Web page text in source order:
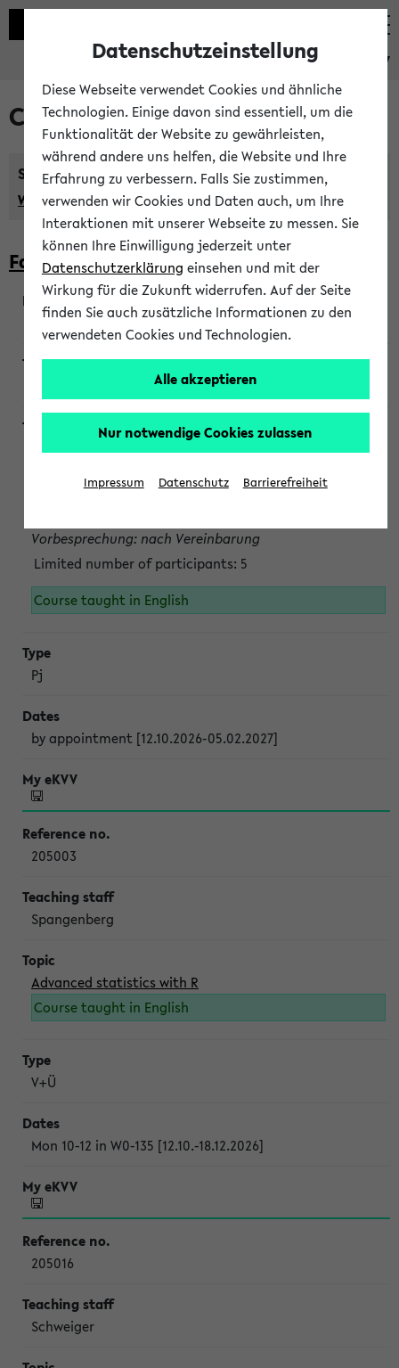
eKVV
Courses taught in English
Semester:
WiSe 2026/2027 SoSe 2026 Previous...
Faculty of Biology
200923
Wendisch, Peters-Wendisch, Stegelmann
Projektmodul "Bakterielle Biotechnologie"
Persönliche Anmeldung beim Veranstalter ist unbedingt
Vorbesprechung: nach Vereinbarung
Limited number of participants: 5
Course taught in English
Pj
by appointment [12.10.2026-05.02.2027]
205003
Spangenberg
Advanced statistics with R
Course taught in English
V+Ü
Mon 10-12 in W0-135 [12.10.-18.12.2026]
205016
Schweiger
Datenschutzeinstellung
Diese Webseite verwendet Cookies und ähnliche
Technologien. Einige davon sind essentiell, um die
Funktionalität der Website zu gewährleisten,
während andere uns helfen, die Website und Ihre
Erfahrung zu verbessern. Falls Sie zustimmen,
verwenden wir Cookies und Daten auch, um Ihre
Interaktionen mit unserer Webseite zu messen. Sie
können Ihre Einwilligung jederzeit unter
Datenschutzerklärung einsehen und mit der
Wirkung für die Zukunft widerrufen. Auf der Seite
finden Sie auch zusätzliche Informationen zu den
verwendeten Cookies und Technologien.
Alle akzeptieren
Nur notwendige Cookies zulassen
Impressum Datenschutz Barrierefreiheit